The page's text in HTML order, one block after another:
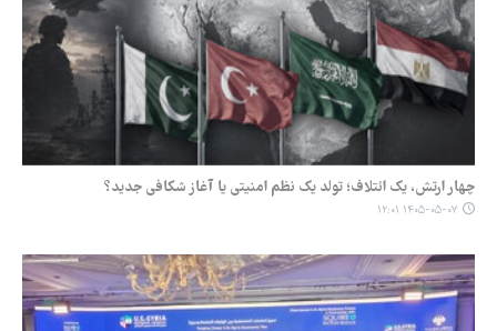
چهار ارتش، یک ائتلاف؛ تولد یک نظم امنیتی یا آغاز شکافی جدید؟
۱۴۰۵-۰۵-۰۷ ۱۲:۰۱